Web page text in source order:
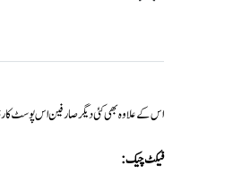
اس کے علاوہ بھی کئی دیگر صارفین اس پوسٹ کارڈ
فیکٹ چیک: